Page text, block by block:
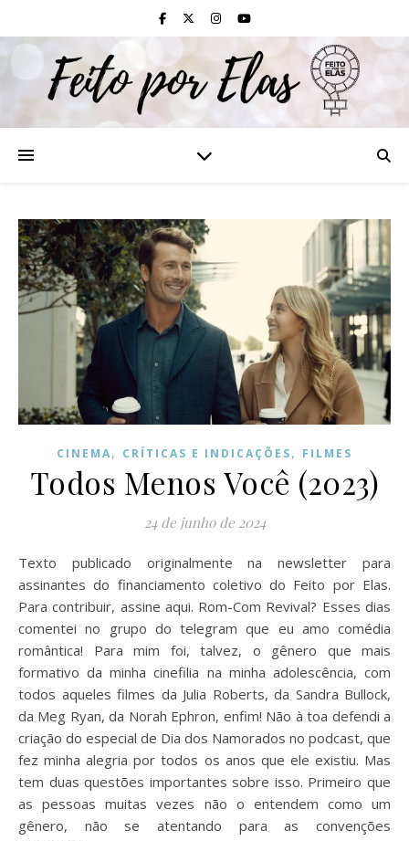
CINEMA, CRÍTICAS E INDICAÇÕES, FILMES
Todos Menos Você (2023)
24 de junho de 2024
Texto publicado originalmente na newsletter para
assinantes do financiamento coletivo do Feito por Elas.
Para contribuir, assine aqui. Rom-Com Revival? Esses dias
comentei no grupo do telegram que eu amo comédia
romântica! Para mim foi, talvez, o gênero que mais
formativo da minha cinefilia na minha adolescência, com
todos aqueles filmes da Julia Roberts, da Sandra Bullock,
da Meg Ryan, da Norah Ephron, enfim! Não à toa defendi a
criação do especial de Dia dos Namorados no podcast, que
fez minha alegria por todos os anos que ele existiu. Mas
tem duas questões importantes sobre isso. Primeiro que
as pessoas muitas vezes não o entendem como um
gênero, não se atentando para as convenções